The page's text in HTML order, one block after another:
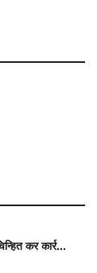
कर कार्र...